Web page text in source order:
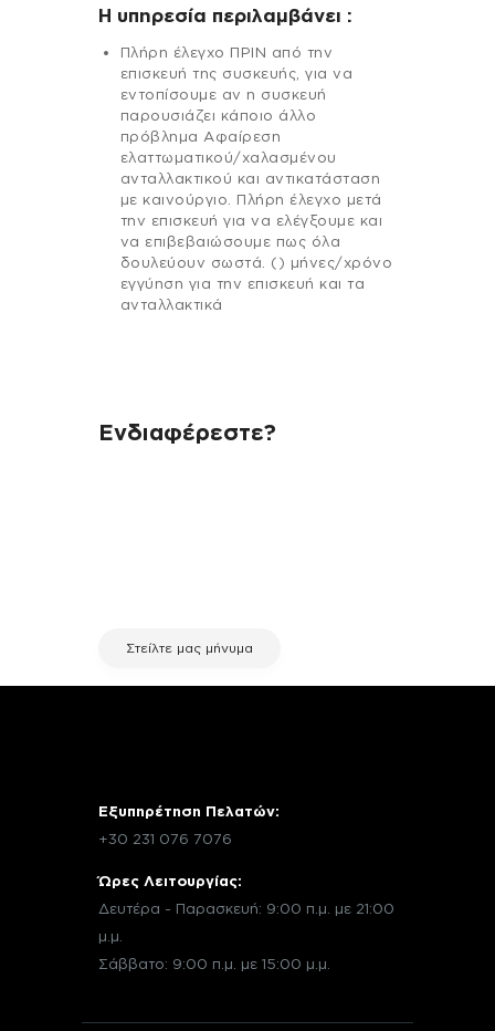
H υπηρεσία περιλαμβάνει :
Πλήρη έλεγχο ΠΡΙΝ από την
επισκευή της συσκευής, για να
εντοπίσουμε αν η συσκευή
παρουσιάζει κάποιο άλλο
πρόβλημα Αφαίρεση
ελαττωματικού/χαλασμένου
ανταλλακτικού και αντικατάσταση
με καινούργιο. Πλήρη έλεγχο μετά
την επισκευή για να ελέγξουμε και
να επιβεβαιώσουμε πως όλα
δουλεύουν σωστά. () μήνες/χρόνο
εγγύηση για την επισκευή και τα
ανταλλακτικά
Ενδιαφέρεστε?
Στείλτε μας μήνυμα
Εξυπηρέτηση Πελατών:
+30 231 076 7076
Ώρες Λειτουργίας:
Δευτέρα - Παρασκευή: 9:00 π.μ. με 21:00
μ.μ.
Σάββατο: 9:00 π.μ. με 15:00 μ.μ.